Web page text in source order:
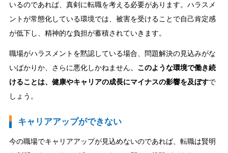
いるのであれば、真剣に転職を考える必要があります。ハラスメ
ントが常態化している環境では、被害を受けることで自己肯定感
が低下し、精神的な負担が蓄積されていきます。
職場がハラスメントを黙認している場合、問題解決の見込みがな
いばかりか、さらに悪化しかねません。 このような環境で働き続
けることは、健康やキャリアの成長にマイナスの影響を及ぼすで
しょう。
キャリアアップができない
今の職場でキャリアアップが見込めないのであれば、転職は賢明